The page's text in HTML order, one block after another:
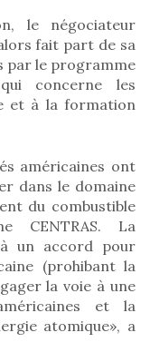
le négociateur
fait part de sa
par le programme
concerne les
et à la formation
américaines ont
dans le domaine
du combustible
CENTRAS. La
à un accord pour
(prohibant la
la voie à une
et la
atomique», a